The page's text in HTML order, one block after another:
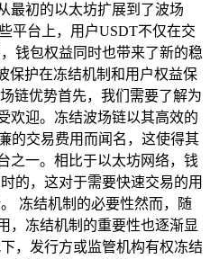
最初的以太坊扩展到了波场
平台上，用户USDT不仅在交
钱包权益同时也带来了新的稳
保护在冻结机制和用户权益保
链优势首先，我们需要了解为
欢迎。冻结波场链以其高效的
的交易费用而闻名，这使得其
之一。相比于以太坊网络，钱
的，这对于需要快速交易的用
冻结机制的必要性然而，随
，冻结机制的重要性也逐渐显
，发行方或监管机构有权冻结